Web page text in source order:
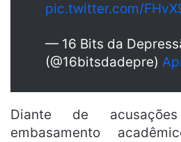
pic.twitter.com/
— 16 Bits da
(@16bitsdadepre)
Diante de
embasamento